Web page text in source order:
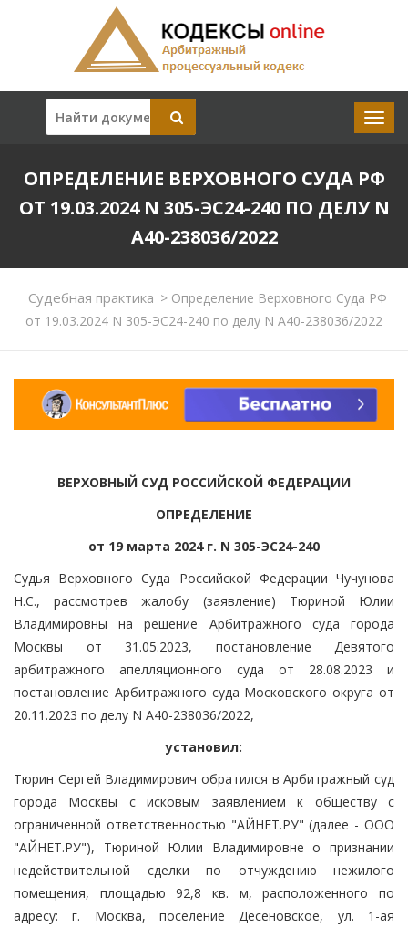
ОПРЕДЕЛЕНИЕ ВЕРХОВНОГО СУДА РФ
ОТ 19.03.2024 N 305-ЭС24-240 ПО ДЕЛУ N
А40-238036/2022
Судебная практика >Определение Верховного Суда РФ
от 19.03.2024 N 305-ЭС24-240 по делу N А40-238036/2022
ВЕРХОВНЫЙ СУД РОССИЙСКОЙ ФЕДЕРАЦИИ
ОПРЕДЕЛЕНИЕ
от 19 марта 2024 г. N 305-ЭС24-240
Судья Верховного Суда Российской Федерации Чучунова
Н.С., рассмотрев жалобу (заявление) Тюриной Юлии
Владимировны на решение Арбитражного суда города
Москвы от 31.05.2023, постановление Девятого
арбитражного апелляционного суда от 28.08.2023 и
постановление Арбитражного суда Московского округа от
20.11.2023 по делу N А40-238036/2022,
установил:
Тюрин Сергей Владимирович обратился в Арбитражный суд
города Москвы с исковым заявлением к обществу с
ограниченной ответственностью "АЙНЕТ.РУ" (далее - ООО
"АЙНЕТ.РУ"), Тюриной Юлии Владимировне о признании
недействительной сделки по отчуждению нежилого
помещения, площадью 92,8 кв. м, расположенного по
адресу: г. Москва, поселение Десеновское, ул. 1-ая